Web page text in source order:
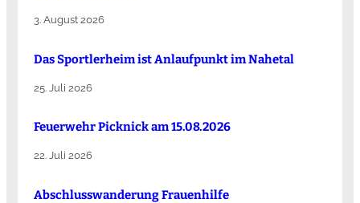
3. August 2026
Das Sportlerheim ist Anlaufpunkt im Nahetal
25. Juli 2026
Feuerwehr Picknick am 15.08.2026
22. Juli 2026
Abschlusswanderung Frauenhilfe